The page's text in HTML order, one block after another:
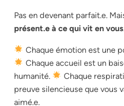
Pas en devenant parfait.e.
présent.e à ce qui vit en vous
Chaque émotion est une
Chaque accueil est un
humanité.
Chaque
preuve silencieuse que vous
aimé.e.